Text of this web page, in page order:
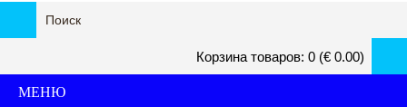
Корзина товаров: 0 (€ 0.00)
МЕНЮ